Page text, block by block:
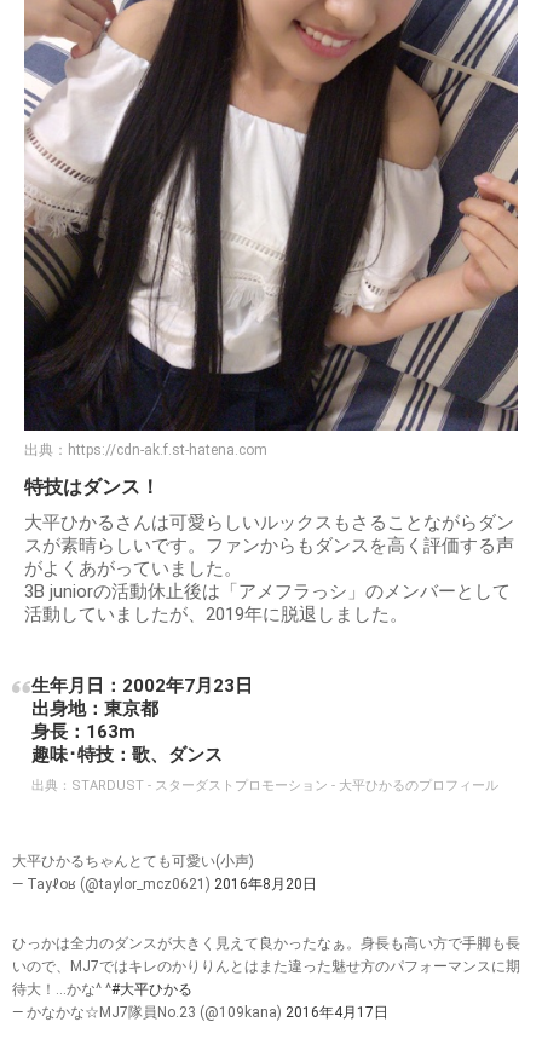
出典： https://cdn-ak.f.st-hatena.com
特技はダンス！
大平ひかるさんは可愛らしいルックスもさることながらダン
スが素晴らしいです。ファンからもダンスを高く評価する声
がよくあがっていました。
3B juniorの活動休止後は「アメフラっシ」のメンバーとして
活動していましたが、2019年に脱退しました。
生年月日：2002年7月23日
出身地：東京都
身長：163m
趣味･特技：歌、ダンス
出典： STARDUST - スターダストプロモーション - 大平ひかるのプロフィール
大平ひかるちゃんとても可愛い(小声)
— Tayℓ​​oʁ (@taylor_mcz0621) 2016年8月20日
ひっかは全力のダンスが大きく見えて良かったなぁ。身長も高い方で手脚も長
いので、MJ7ではキレのかりりんとはまた違った魅せ方のパフォーマンスに期
待大！…かな^ ^#大平ひかる
— かなかな☆MJ7隊員No.23 (@109kana) 2016年4月17日